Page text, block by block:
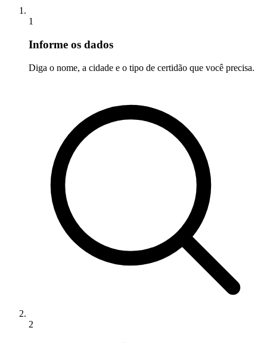
1
Informe os dados
Diga o nome, a cidade e o tipo de certidão que você precisa.
2